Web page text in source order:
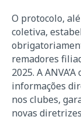
O protocolo,
coletiva,
remadores
2025. A
informações
nos clubes,
novas